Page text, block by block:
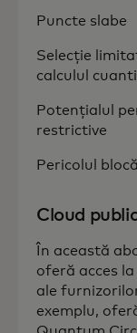
Puncte slabe
Selecție
calculul
Potențialul
restrictive
Pericolul
Cloud
În această
oferă acces
ale
exemplu,